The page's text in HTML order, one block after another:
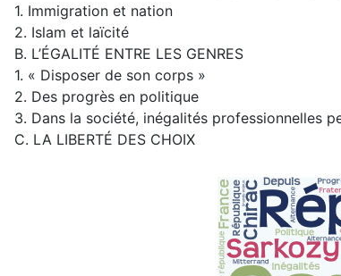
1. Immigration et nation
2. Islam et laïcité
B. L’ÉGALITÉ ENTRE LES GENRES
1. « Disposer de son corps »
2. Des progrès en politique
3. Dans la société, inégalités professionnelles
C. LA LIBERTÉ DES CHOIX